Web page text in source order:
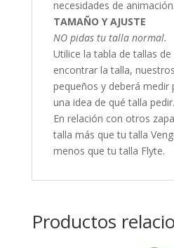
necesidades de animación.
TAMAÑO Y AJUSTE
NO pidas tu talla normal.
Utilice la tabla de tallas de
encontrar la talla,
pequeños y deberá
una idea de qué talla pedir.
En relación con otros
talla más que tu talla
menos que tu talla Flyte.
Productos